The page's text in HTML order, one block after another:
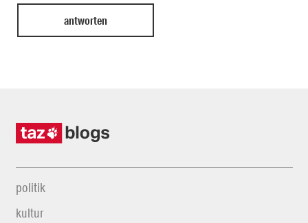
politik
kultur